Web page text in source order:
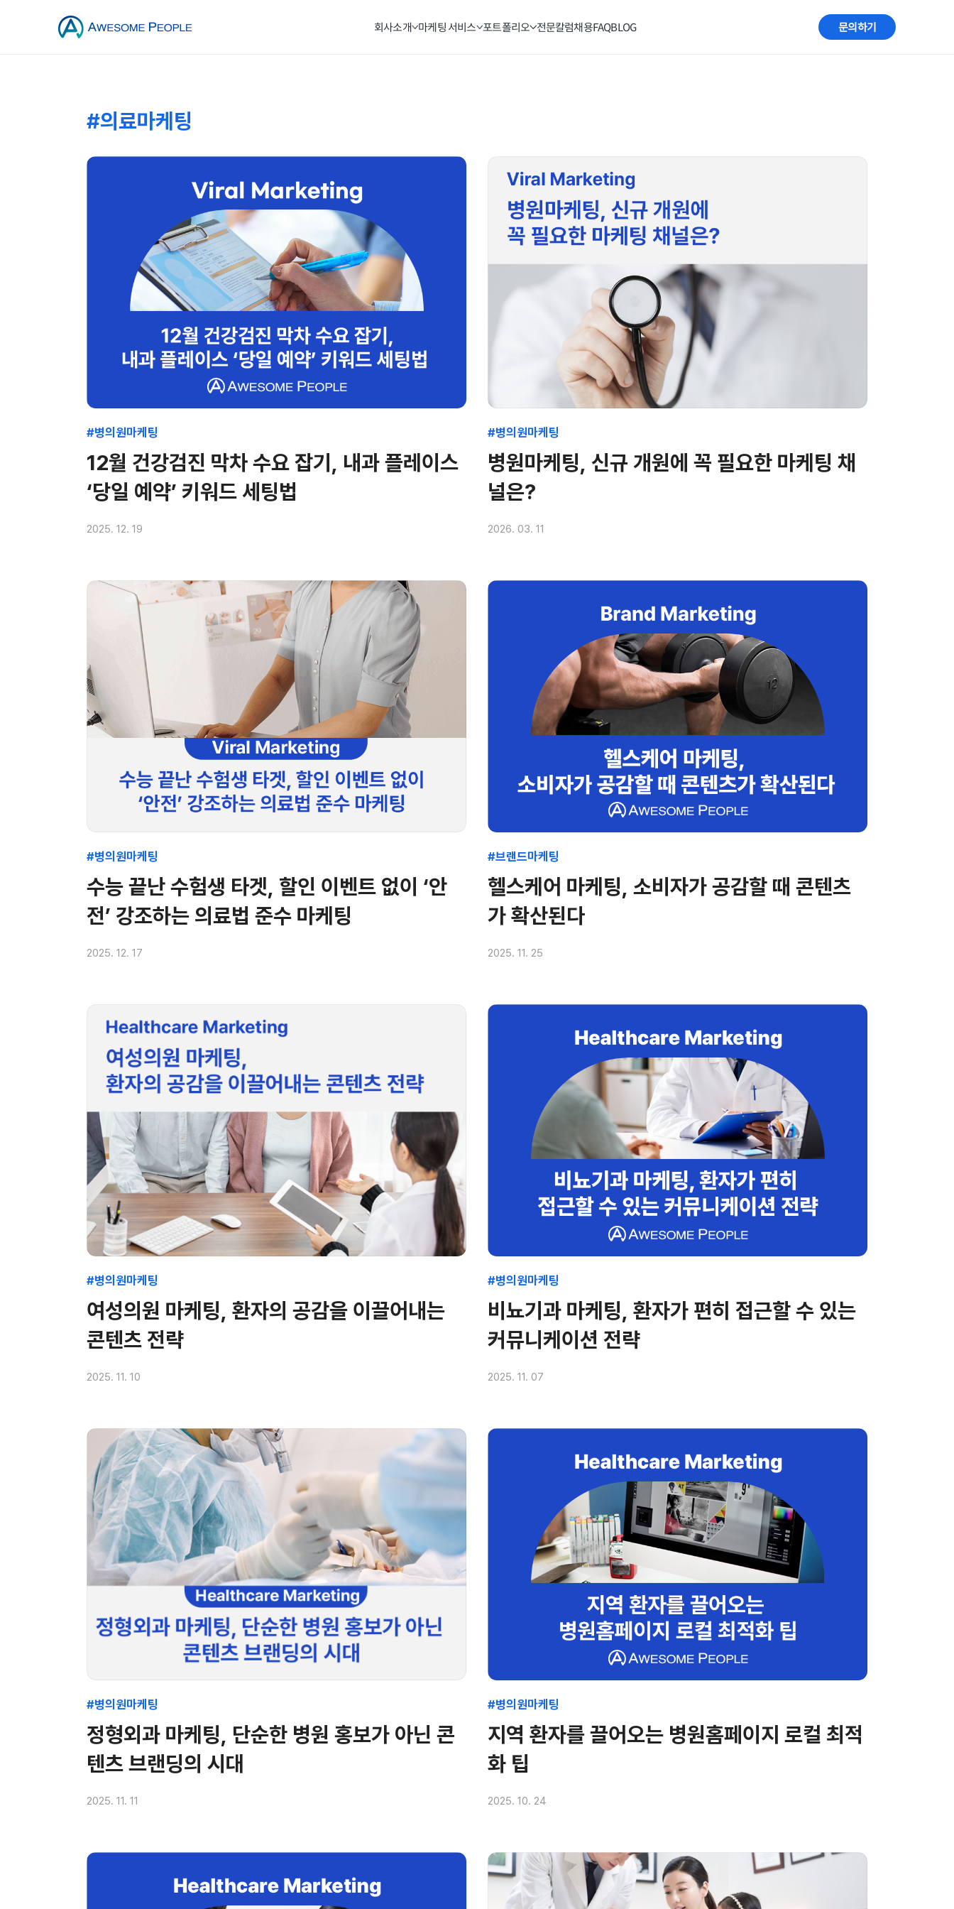
회사소개 마케팅 서비스 포트폴리오 전문칼럼채용FAQBLOG 문의하기
#의료마케팅
#병의원마케팅
12월 건강검진 막차 수요 잡기, 내과 플레이스
‘당일 예약’ 키워드 세팅법
2025. 12. 19
#병의원마케팅
병원마케팅, 신규 개원에 꼭 필요한 마케팅 채
널은?
2026. 03. 11
#병의원마케팅
수능 끝난 수험생 타겟, 할인 이벤트 없이 ‘안
전’ 강조하는 의료법 준수 마케팅
2025. 12. 17
#브랜드마케팅
헬스케어 마케팅, 소비자가 공감할 때 콘텐츠
가 확산된다
2025. 11. 25
#병의원마케팅
여성의원 마케팅, 환자의 공감을 이끌어내는
콘텐츠 전략
2025. 11. 10
#병의원마케팅
비뇨기과 마케팅, 환자가 편히 접근할 수 있는
커뮤니케이션 전략
2025. 11. 07
#병의원마케팅
정형외과 마케팅, 단순한 병원 홍보가 아닌 콘
텐츠 브랜딩의 시대
2025. 11. 11
#병의원마케팅
지역 환자를 끌어오는 병원홈페이지 로컬 최적
화 팁
2025. 10. 24